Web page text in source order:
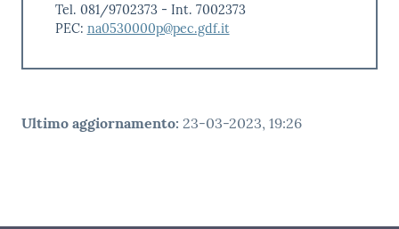
Tel. 081/9702373 - Int. 7002373
PEC: na0530000p@pec.gdf.it
Ultimo aggiornamento: 23-03-2023, 19:26